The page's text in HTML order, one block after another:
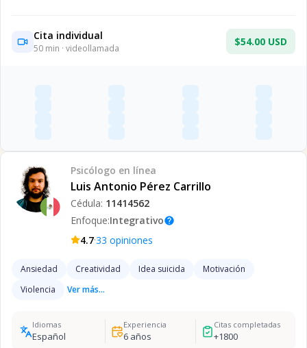
Cita individual
50 min · videollamada
$54.00 USD
Psicólogo en línea
Luis Antonio Pérez Carrillo
Cédula: 11414562
Enfoque:Integrativohelp
4.7·33 opiniones
Ansiedad Creatividad Idea suicida
Motivación
Violencia
Ver más...
Idiomas
Español
Experiencia
6años
Citas completadas
+1800